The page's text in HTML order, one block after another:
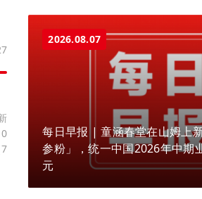
2026.08.07
每日早报 | 童涵春堂在山姆上
参粉」，统一中国2026年中期
元